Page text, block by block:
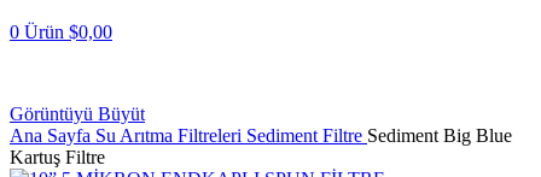
0 Ürün $0,00
Görüntüyü Büyüt
Ana Sayfa Su Arıtma Filtreleri Sediment Filtre Sediment Big Blue
Kartuş Filtre